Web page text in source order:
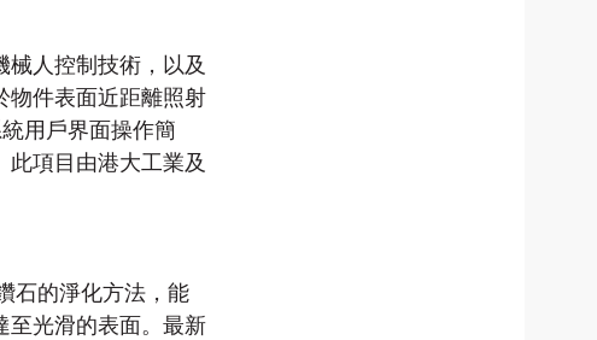
人控制技術，以及
物件表面近距離照射
用戶界面操作簡
項目由港大工業及
石的淨化方法，能
至光滑的表面。最新